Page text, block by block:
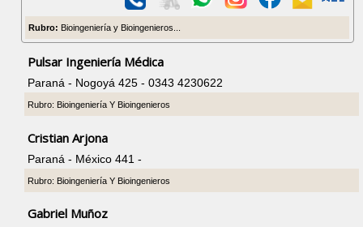
Rubro: Bioingeniería y Bioingenieros...
Pulsar Ingeniería Médica
Paraná - Nogoyá 425 - 0343 4230622
Rubro: Bioingeniería Y Bioingenieros
Cristian Arjona
Paraná - México 441 -
Rubro: Bioingeniería Y Bioingenieros
Gabriel Muñoz